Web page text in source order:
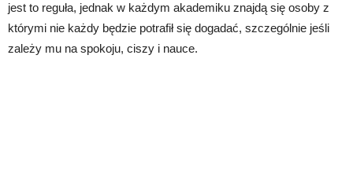
jest to reguła, jednak w każdym akademiku znajdą się osoby z
którymi nie każdy będzie potrafił się dogadać, szczególnie jeśli
zależy mu na spokoju, ciszy i nauce.